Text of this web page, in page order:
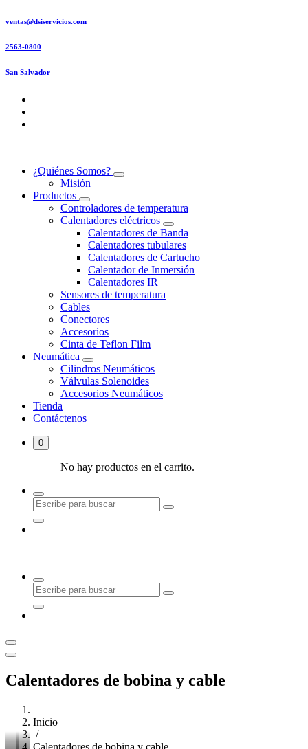
Saltar
contenido
ventas@dsiservicios.com
2563-0800
San Salvador
¿Quiénes Somos?
Misión
Productos
Controladores de temperatura
Calentadores eléctricos
Calentadores de Banda
Calentadores tubulares
Calentadores de Cartucho
Calentador de Inmersión
Calentadores IR
Sensores de temperatura
Cables
Conectores
Accesorios
Cinta de Teflon Film
Neumática
Cilindros Neumáticos
Válvulas Solenoides
Accesorios Neumáticos
Tienda
Contáctenos
0
No hay productos en el carrito.
Calentadores de bobina y cable
Inicio
/
Calentadores de bobina y cable